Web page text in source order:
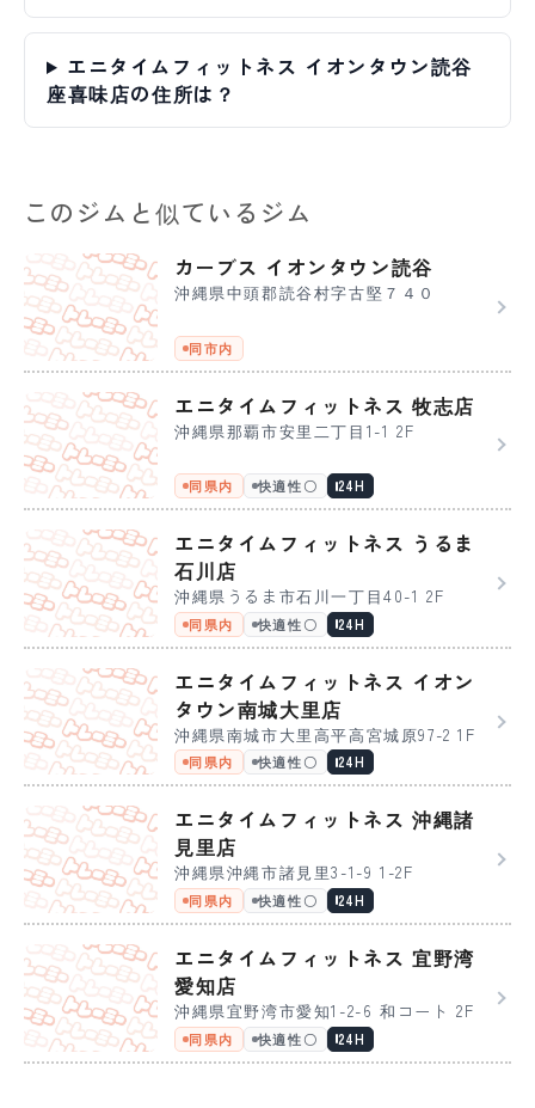
エニタイムフィットネス イオンタウン読谷
座喜味店の住所は？
このジムと似ているジム
カーブス イオンタウン読谷
沖縄県中頭郡読谷村字古堅７４０
同市内
エニタイムフィットネス 牧志店
沖縄県那覇市安里二丁目1-1 2F
同県内 快適性〇 24H
エニタイムフィットネス うるま
石川店
沖縄県うるま市石川一丁目40-1 2F
同県内 快適性〇 24H
エニタイムフィットネス イオン
タウン南城大里店
沖縄県南城市大里高平高宮城原97-2 1F
同県内 快適性〇 24H
エニタイムフィットネス 沖縄諸
見里店
沖縄県沖縄市諸見里3-1-9 1-2F
同県内 快適性〇 24H
エニタイムフィットネス 宜野湾
愛知店
沖縄県宜野湾市愛知1-2-6 和コート 2F
同県内 快適性〇 24H